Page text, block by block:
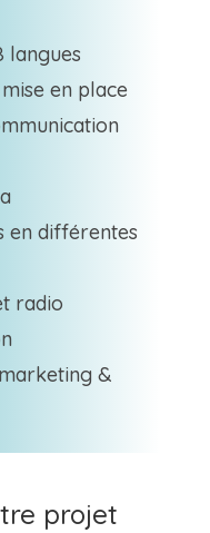
langues
en place
en différentes
radio
marketing&
projet